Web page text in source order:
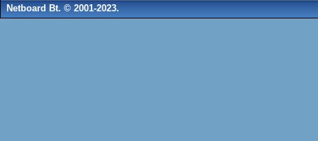
Netboard Bt. © 2001-2023.